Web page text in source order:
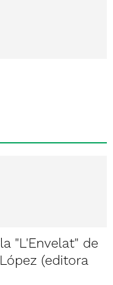
"L'Envelat" de
(editora